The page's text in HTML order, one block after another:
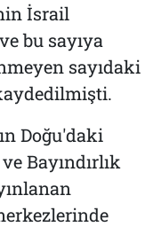
İsrail
bu sayıya
sayıdaki
Doğu'daki
Bayındırlık